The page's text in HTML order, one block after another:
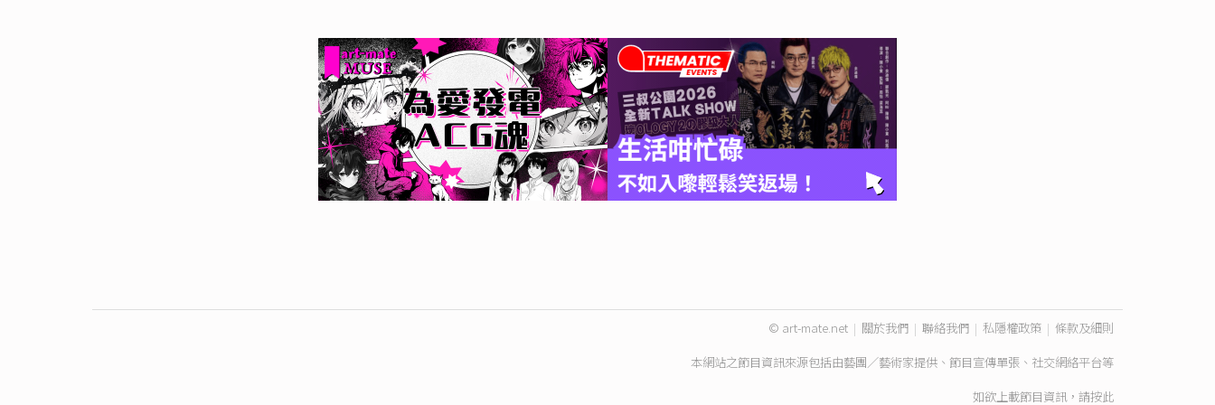
© art-mate.net | 關於我們 | 聯絡我們 | 私隱權政策 | 條款及細則
本網站之節目資訊來源包括由藝團／藝術家提供、節目宣傳單張、社交網絡平台等
如欲上載節目資訊，請按此